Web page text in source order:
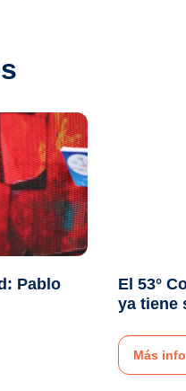
Pablo
El 53°
ya tiene
Más